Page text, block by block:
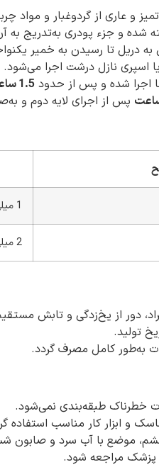
و عاری از گردوغبار و مواد
شده و جزء پودری به‌تدریج به
دریل تا رسیدن به خمیر
اسپری نازل درشت اجرا می‌شود.
اجرا شده و پس از حدود 1.5 ساعت
پس از اجرای لایه دوم و
1 میلی‌متر
2 میلی‌متر
به‌طور کامل مصرف گردد.
خطرناک طبقه‌بندی نمی‌شود.
و ابزار کار مناسب استفاده
موضع با آب سرد و صابون
پزشک مراجعه شود.